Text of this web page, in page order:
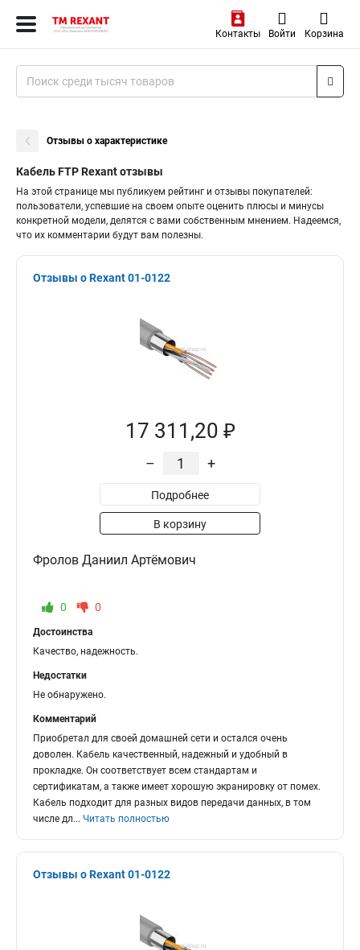
Контакты Войти Корзина
Отзывы о характеристике
Кабель FTP Rexant отзывы
На этой странице мы публикуем рейтинг и отзывы покупателей:
пользователи, успевшие на своем опыте оценить плюсы и минусы
конкретной модели, делятся с вами собственным мнением. Надеемся,
что их комментарии будут вам полезны.
Отзывы о Rexant 01-0122
17 311,20 ₽
– +
Подробнее
В корзину
Фролов Даниил Артёмович
0 0
Достоинства
Качество, надежность.
Недостатки
Не обнаружено.
Комментарий
Приобретал для своей домашней сети и остался очень
доволен. Кабель качественный, надежный и удобный в
прокладке. Он соответствует всем стандартам и
сертификатам, а также имеет хорошую экранировку от помех.
Кабель подходит для разных видов передачи данных, в том
числе дл... Читать полностью
Отзывы о Rexant 01-0122